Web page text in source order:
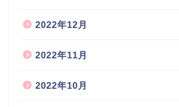
2022年12月
2022年11月
2022年10月